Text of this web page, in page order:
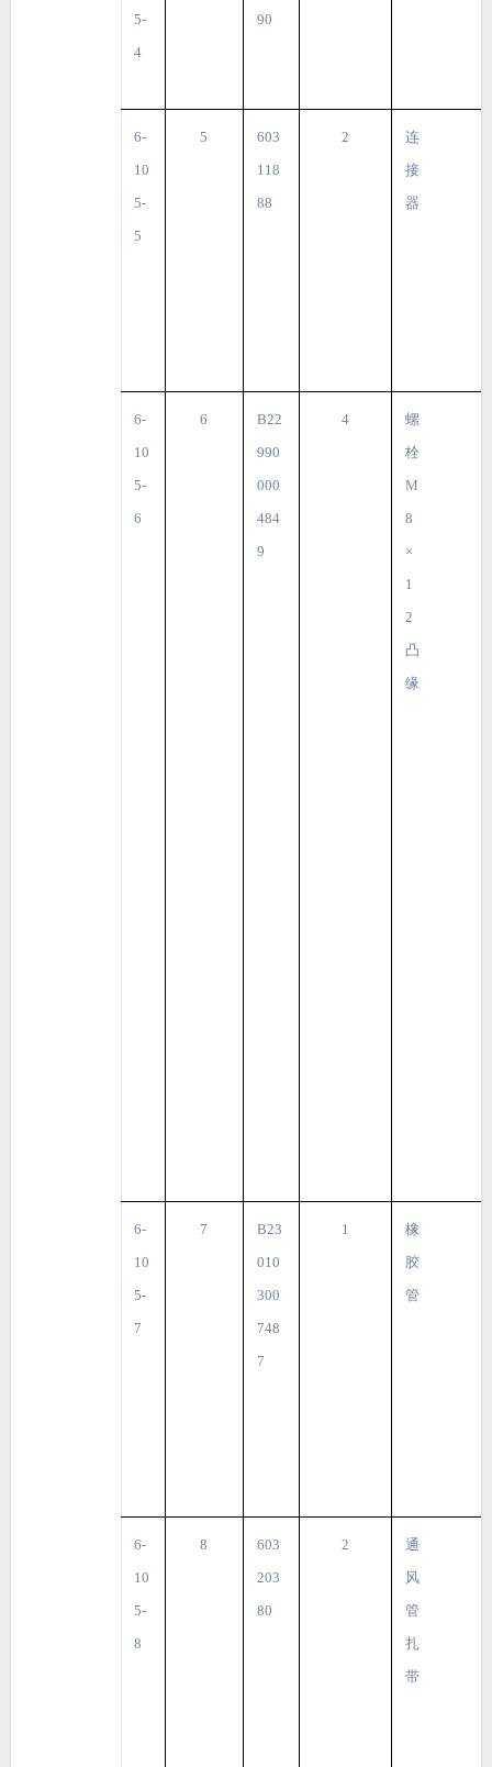
5-
4
90
6-
10
5-
5
5
603
118
88
2
连
接
器
6-
10
5-
6
6
B22
990
000
484
9
4
螺
栓
M
8
×
1
2
凸
缘
6-
10
5-
7
7
B23
010
300
748
7
1
橡
胶
管
6-
10
5-
8
8
603
203
80
2
通
风
管
扎
带